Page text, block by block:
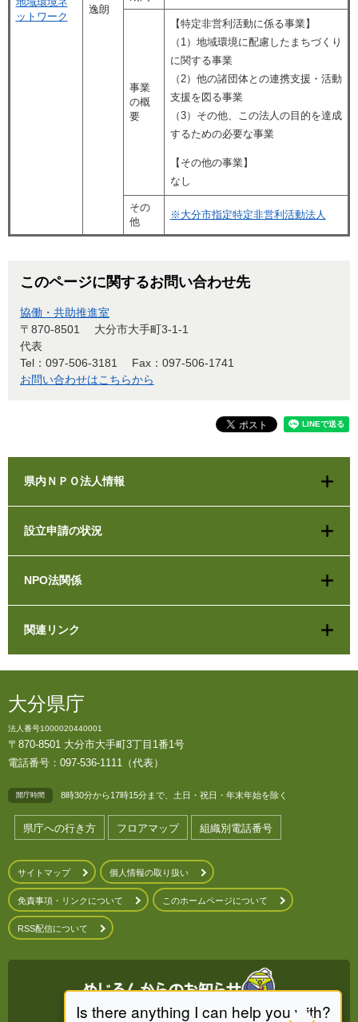
ットワーク
逸朗
事業
の概
要
【特定非営利活動に係る事業】
（1）地域環境に配慮したまちづくり
に関する事業
（2）他の諸団体との連携支援・活動
支援を図る事業
（3）その他、この法人の目的を達成
するための必要な事業
【その他の事業】
なし
その
他
※大分市指定特定非営利活動法人
このページに関するお問い合わせ先
協働・共助推進室
〒870-8501
大分市大手町3-1-1
代表
Tel：097-506-3181
Fax：097-506-1741
お問い合わせはこちらから
県内ＮＰＯ法人情報
設立申請の状況
NPO法関係
関連リンク
大分県庁
法人番号1000020440001
〒870-8501 大分市大手町3丁目1番1号
電話番号：097-536-1111（代表）
開庁時間 8時30分から17時15分まで、土日・祝日・年末年始を除く
県庁への行き方 フロアマップ 組織別電話番号
サイトマップ 個人情報の取り扱い
免責事項・リンクについて このホームページについて
RSS配信について